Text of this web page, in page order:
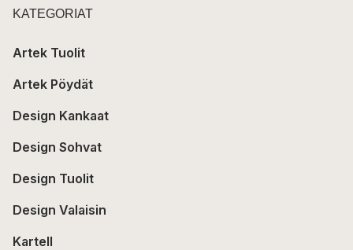
KATEGORIAT
Artek Tuolit
Artek Pöydät
Design Kankaat
Design Sohvat
Design Tuolit
Design Valaisin
Kartell